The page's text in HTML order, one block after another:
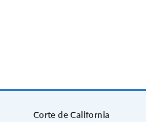
Corte de California